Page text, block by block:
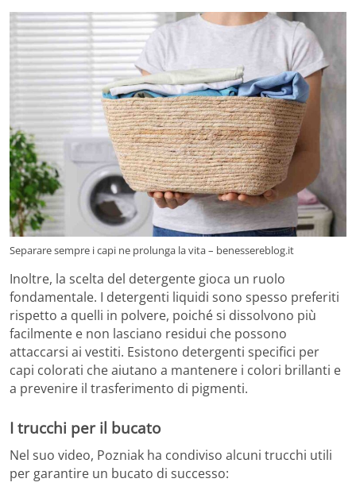
Separare sempre i capi ne prolunga la vita – benessereblog.it
Inoltre, la scelta del detergente gioca un ruolo
fondamentale. I detergenti liquidi sono spesso preferiti
rispetto a quelli in polvere, poiché si dissolvono più
facilmente e non lasciano residui che possono
attaccarsi ai vestiti. Esistono detergenti specifici per
capi colorati che aiutano a mantenere i colori brillanti e
a prevenire il trasferimento di pigmenti.
I trucchi per il bucato
Nel suo video, Pozniak ha condiviso alcuni trucchi utili
per garantire un bucato di successo: